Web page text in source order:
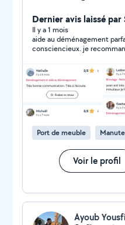
déménagement A très bientôt pour de nouvelles
Dernier avis laissé
Il y a 1 mois
aide au déménagement
consciencieux. je
Port de meuble
Voir le profil
Ayoub Yousfi